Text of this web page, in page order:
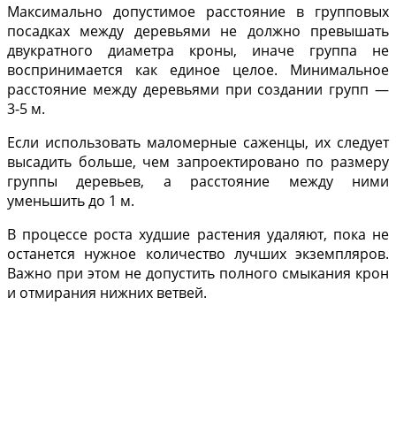
Мак­симально допустимое расстояние в групповых
посадках между дере­вьями не должно превы­шать
двукратного диа­метра кроны, иначе груп­па не
воспринимается как единое целое. Мини­мальное
расстояние между деревьями при создании групп —
3-5 м.
Если использовать маломерные саженцы, их следует
высадить больше, чем запроектировано по разме­ру
группы деревьев, а расстояние между ними
уменьшить до 1 м.
В процессе роста худшие растения удаляют, пока не
останется нужное количество луч­ших экземпляров.
Важно при этом не допустить полного смыкания крон
и отмирания нижних ветвей.